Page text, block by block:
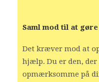
Saml mod til at
Det kræver mod at
hjælp. Du er den, der
opmærksomme på